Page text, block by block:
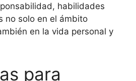
habilidades
no solo en el ámbito
en la vida personal y
para